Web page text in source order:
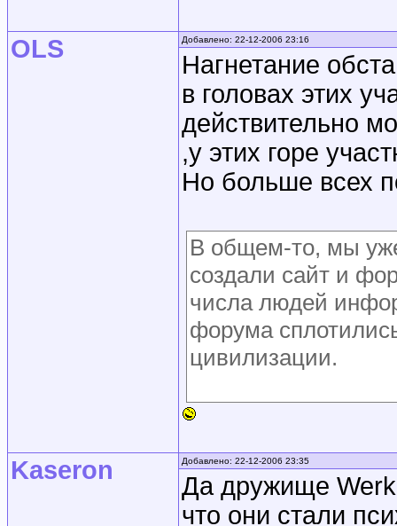
OLS Добавлено: 22-12-2006 23:16
Нагнетание
в головах этих
действительно
,у этих горе
Но больше всех
В общем-то, мы
создали сайт и
числа людей
форума
цивилизации.
Kaseron Добавлено: 22-12-2006 23:35
Да дружище
что они стали